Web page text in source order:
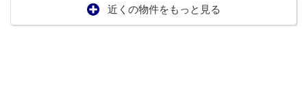
近くの物件をもっと見る